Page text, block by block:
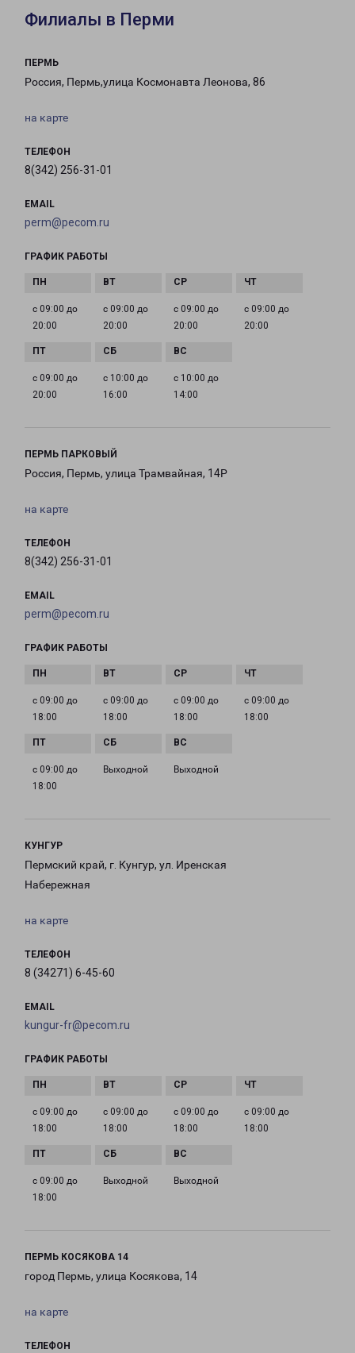
Филиалы в Перми
ПЕРМЬ
Россия, Пермь,улица Космонавта Леонова, 86
на карте
ТЕЛЕФОН
8(342) 256-31-01
EMAIL
perm@pecom.ru
ГРАФИК РАБОТЫ
с 09:00 до
20:00
с 09:00 до
20:00
с 09:00 до
20:00
с 09:00 до
20:00
с 09:00 до
20:00
с 10:00 до
16:00
с 10:00 до
14:00
ПЕРМЬ ПАРКОВЫЙ
Россия, Пермь, улица Трамвайная, 14Р
на карте
ТЕЛЕФОН
8(342) 256-31-01
EMAIL
perm@pecom.ru
ГРАФИК РАБОТЫ
с 09:00 до
18:00
с 09:00 до
18:00
с 09:00 до
18:00
с 09:00 до
18:00
с 09:00 до
18:00
Выходной Выходной
КУНГУР
Пермский край, г. Кунгур, ул. Иренская
Набережная
на карте
ТЕЛЕФОН
8 (34271) 6-45-60
EMAIL
kungur-fr@pecom.ru
ГРАФИК РАБОТЫ
с 09:00 до
18:00
с 09:00 до
18:00
с 09:00 до
18:00
с 09:00 до
18:00
с 09:00 до
18:00
Выходной Выходной
ПЕРМЬ КОСЯКОВА 14
город Пермь, улица Косякова, 14
на карте
ТЕЛЕФОН